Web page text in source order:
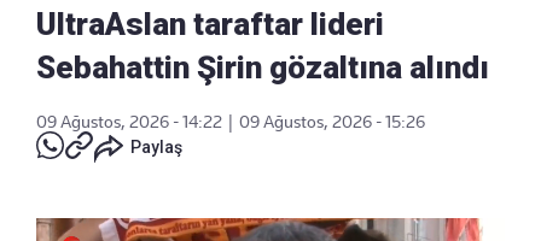
UltraAslan taraftar lideri
Sebahattin Şirin gözaltına alındı
09 Ağustos, 2026 - 14:22
09 Ağustos, 2026 - 15:26
Paylaş